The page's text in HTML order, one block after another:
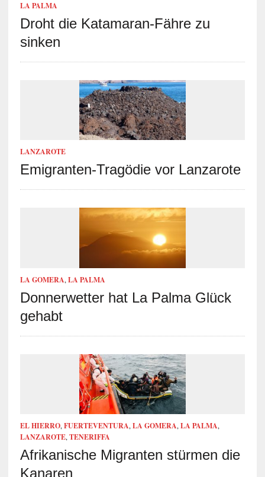
LA PALMA
Droht die Katamaran-Fähre zu
sinken
LANZAROTE
Emigranten-Tragödie vor Lanzarote
LA GOMERA, LA PALMA
Donnerwetter hat La Palma Glück
gehabt
EL HIERRO, FUERTEVENTURA, LA GOMERA, LA PALMA,
LANZAROTE, TENERIFFA
Afrikanische Migranten stürmen die
Kanaren